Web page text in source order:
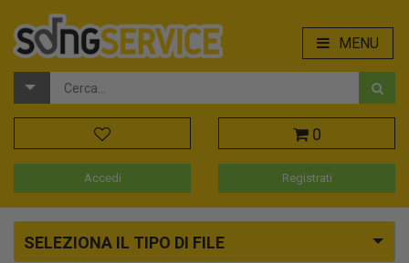
MENU
0
Accedi Registrati
SELEZIONA IL TIPO DI FILE